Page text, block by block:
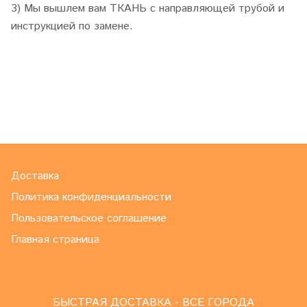
3) Мы вышлем вам ТКАНЬ с направляющей трубой и
инструкцией по замене.
Доставка
Политика конфиденциальности
Пользовательское соглашение
Главная страница
БЫСТРАЯ ДОСТАВКА - ВСЕ ГОРОДА